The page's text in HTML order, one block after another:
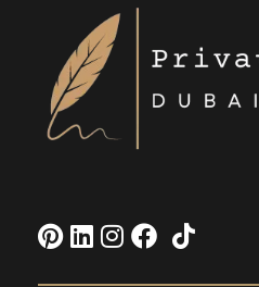
Facebook
Instagram
LinkedIn
Pinterest